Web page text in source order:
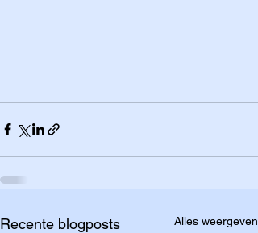
Recente blogposts Alles weergeven